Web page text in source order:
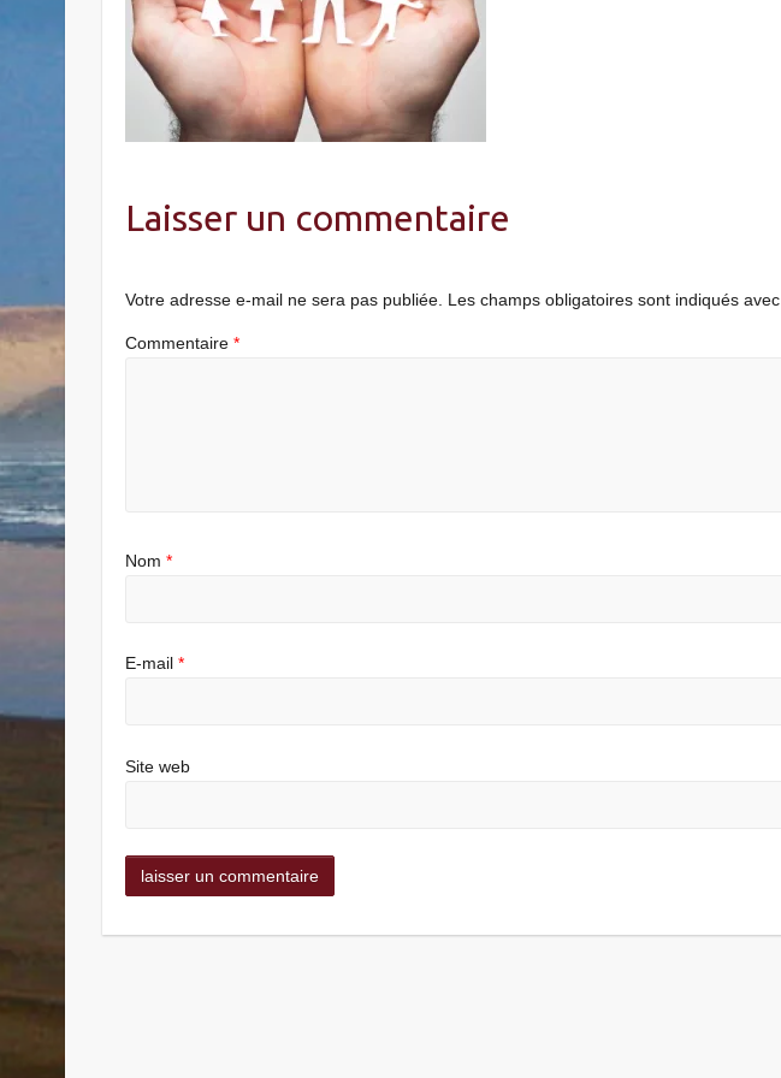
Laisser un commentaire
Votre adresse e-mail ne sera pas publiée. Les champs obligatoires sont indiqués avec
Commentaire *
Nom *
E-mail *
Site web